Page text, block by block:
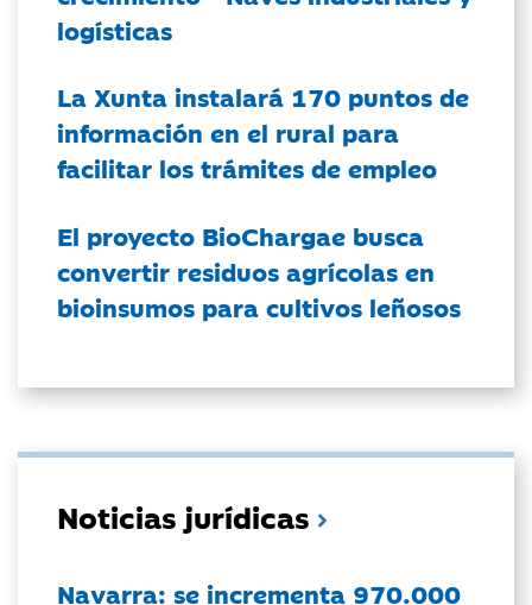
logísticas
La Xunta instalará 170 puntos de
información en el rural para
facilitar los trámites de empleo
El proyecto BioChargae busca
convertir residuos agrícolas en
bioinsumos para cultivos leñosos
Noticias jurídicas
Navarra: se incrementa 970.000